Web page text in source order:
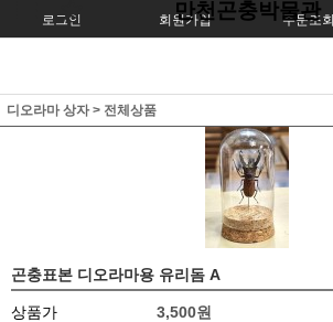
로그인 회원가입 주문조회
만천곤충박물관
디오라마 상자> 전체상품
곤충표본 디오라마용 유리돔 A
상품가 3,500원